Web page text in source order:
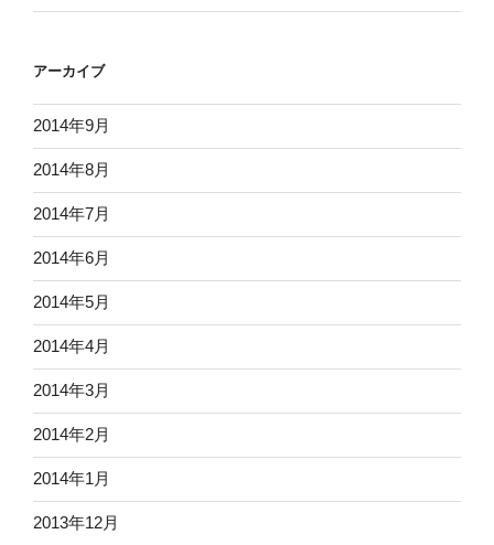
アーカイブ
2014年9月
2014年8月
2014年7月
2014年6月
2014年5月
2014年4月
2014年3月
2014年2月
2014年1月
2013年12月